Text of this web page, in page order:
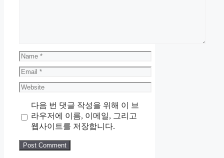
Name
Email
Website
다음 번 댓글 작성을 위해 이 브
라우저에 이름, 이메일, 그리고
웹사이트를 저장합니다.